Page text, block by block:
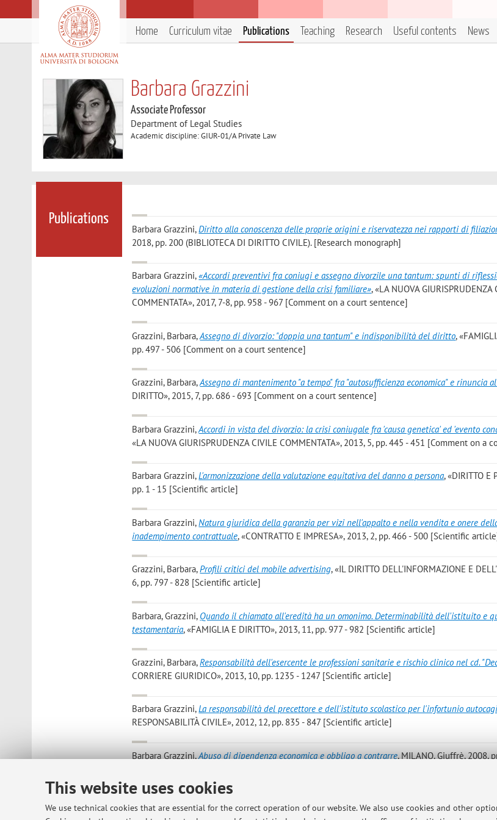
This website uses cookies
We use technical cookies that are essential for the correct operation of our website. We also use cookies and other
Home Curriculum vitae Publications Teaching Research Useful contents News
Barbara Grazzini
Associate Professor
Department of Legal Studies
Academic discipline: GIUR-01/A Private Law
Publications
Barbara Grazzini,Diritto alla conoscenza delle proprie origini e riservatezza nei rapporti di
2018, pp. 200 (BIBLIOTECA DI DIRITTO CIVILE). [Research monograph]
Barbara Grazzini,«Accordi preventivi fra coniugi e assegno divorzile una tantum: spunti di
evoluzioni normative in materia di gestione della crisi familiare», «LA NUOVA GIURISPRUDENZA
COMMENTATA», 2017, 7-8, pp. 958 - 967 [Comment on a court sentence]
Grazzini, Barbara,Assegno di divorzio: "doppia una tantum" e indisponibilità del diritto,
pp. 497 - 506 [Comment on a court sentence]
Grazzini, Barbara,Assegno di mantenimento "a tempo" fra "autosufficienza economica" e rinuncia
DIRITTO», 2015, 7, pp. 686 - 693 [Comment on a court sentence]
Barbara Grazzini,Accordi in vista del divorzio: la crisi coniugale fra 'causa genetica' ed 'evento
«LA NUOVA GIURISPRUDENZA CIVILE COMMENTATA», 2013, 5, pp. 445 - 451 [Comment on a
Barbara Grazzini,L'armonizzazione della valutazione equitativa del danno a persona, «DIRITTO E
pp. 1 - 15 [Scientific article]
Barbara Grazzini,Natura giuridica della garanzia per vizi nell'appalto e nella vendita e onere
inadempimento contrattuale, «CONTRATTO E IMPRESA», 2013, 2, pp. 466 - 500 [Scientific
Grazzini, Barbara,Profili critici del mobile advertising, «IL DIRITTO DELL'INFORMAZIONE E
6, pp. 797 - 828 [Scientific article]
Barbara, Grazzini, Quando il chiamato all'eredità ha un omonimo. Determinabilità dell'istituito e
testamentaria, «FAMIGLIA E DIRITTO», 2013, 11, pp. 977 - 982 [Scientific article]
Grazzini, Barbara,Responsabilità dell'esercente le professioni sanitarie e rischio clinico nel cd.
CORRIERE GIURIDICO», 2013, 10, pp. 1235 - 1247 [Scientific article]
Barbara Grazzini,La responsabilità del precettore e dell'istituto scolastico per l'infortunio
RESPONSABILITÀ CIVILE», 2012, 12, pp. 835 - 847 [Scientific article]
Barbara Grazzini,Abuso di dipendenza economica e obbligo a contrarre, MILANO, Giuffrè, 2008,
GRAZZINI B.; BERTI C.
La disciplina della subfornitura nelle attività produttive. Commento alla
192 come modificata dalla legge 5 marzo 2001, n. 57 e dal decreto legislativo 9 ottobre 2002, n.